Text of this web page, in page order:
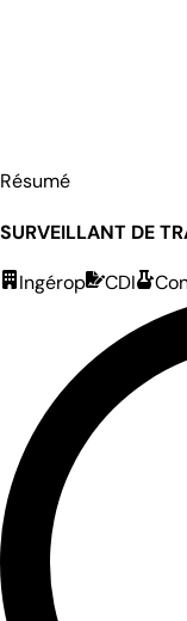
Résumé
SURVEILLANT DE
Ingérop CDI